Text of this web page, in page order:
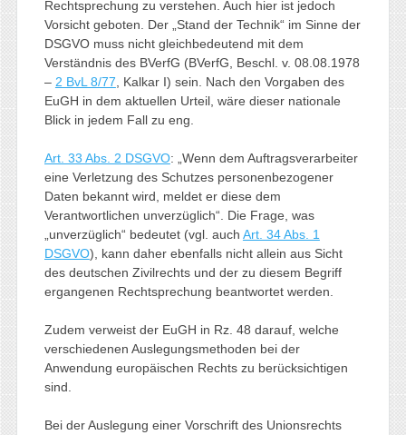
Rechtsprechung zu verstehen. Auch hier ist jedoch
Vorsicht geboten. Der „Stand der Technik“ im Sinne der
DSGVO muss nicht gleichbedeutend mit dem
Verständnis des BVerfG (BVerfG, Beschl. v. 08.08.1978
– 2 BvL 8/77 , Kalkar I) sein. Nach den Vorgaben des
EuGH in dem aktuellen Urteil, wäre dieser nationale
Blick in jedem Fall zu eng.
Art. 33 Abs. 2 DSGVO: „Wenn dem Auftragsverarbeiter
eine Verletzung des Schutzes personenbezogener
Daten bekannt wird, meldet er diese dem
Verantwortlichen unverzüglich“. Die Frage, was
„unverzüglich“ bedeutet (vgl. auch Art. 34 Abs. 1
DSGVO), kann daher ebenfalls nicht allein aus Sicht
des deutschen Zivilrechts und der zu diesem Begriff
ergangenen Rechtsprechung beantwortet werden.
Zudem verweist der EuGH in Rz. 48 darauf, welche
verschiedenen Auslegungsmethoden bei der
Anwendung europäischen Rechts zu berücksichtigen
sind.
Bei der Auslegung einer Vorschrift des Unionsrechts